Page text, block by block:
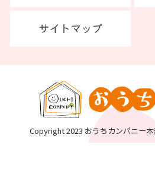
Copyright 2023 おうちカンパニー